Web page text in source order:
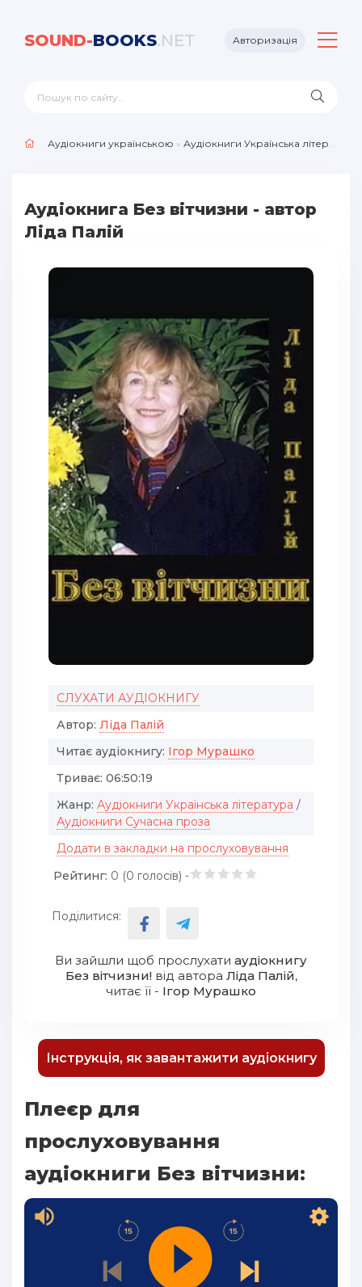
SOUND-BOOKS.NET Авторизація
Аудіокниги українською » Аудіокниги Українська література
Аудіокнига Без вітчизни - автор
Ліда Палій
СЛУХАТИ АУДІОКНИГУ
Автор: Ліда Палій
Читає аудіокнигу: Ігор Мурашко
Триває: 06:50:19
Жанр: Аудіокниги Українська література /
Аудіокниги Сучасна проза
Додати в закладки на прослуховування
Рейтинг: 0 (0 голосів) -
Поділитися:
Ви зайшли щоб прослухати аудіокнигу
Без вітчизни!від автора Ліда Палій,
читає її - Ігор Мурашко
Інструкція, як завантажити аудіокнигу
Плеєр для
прослуховування
аудіокниги Без вітчизни: